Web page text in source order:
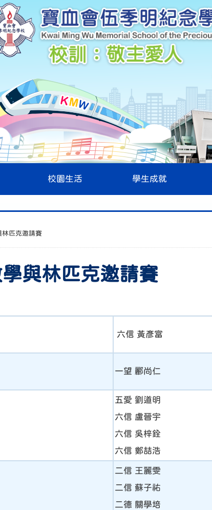
校園生活 學生成就
匹克邀請賽
與林匹克邀請賽
六信 黃彥富
一望 酈尚仁
五愛 劉道明
六信 盧晉宇
六信 吳梓銓
六信 鄭喆浩
二信 王麗雯
二信 蘇子祐
二德 關學培